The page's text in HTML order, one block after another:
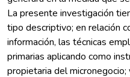
La presente investigación
tipo descriptivo; en relación
información, las técnicas
primarias aplicando como
propietaria del